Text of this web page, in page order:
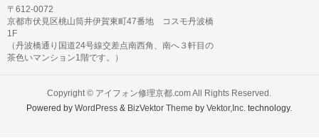
〒612-0072
京都市伏見区桃山筒井伊賀東町47番地 コスモ丹波橋
1F
（丹波橋通り国道24号線交差点南西角、南へ３軒目の
茶色いマンション1階です。）
Copyright © アイフォン修理京都.comAll Rights Reserved.
Powered byWordPress & BizVektor Theme byVektor,Inc. technology.